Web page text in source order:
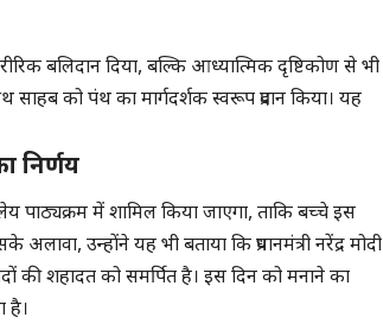
बलिदान दिया, बल्कि आध्यात्मिक दृष्टिकोण से भी
को पंथ का मार्गदर्शक स्वरूप प्रदान किया। यह
निर्णय
पाठ्यक्रम में शामिल किया जाएगा, ताकि बच्चे इस
उन्होंने यह भी बताया कि प्रधानमंत्री नरेंद्र मोदी
की शहादत को समर्पित है। इस दिन को मनाने का
है।